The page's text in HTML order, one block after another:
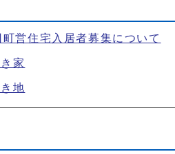
営住宅入居者募集について
家
地